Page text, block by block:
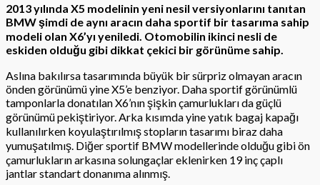
2013 yılında X5 modelinin yeni nesil versiyonlarını tanıtan
BMW şimdi de aynı aracın daha sportif bir tasarıma sahip
modeli olan X6’yı yeniledi. Otomobilin ikinci nesli de
eskiden olduğu gibi dikkat çekici bir görünüme sahip.
Aslına bakılırsa tasarımında büyük bir sürpriz olmayan aracın
önden görünümü yine X5’e benziyor. Daha sportif görünümlü
tamponlarla donatılan X6’nın şişkin çamurlukları da güçlü
görünümü pekiştiriyor. Arka kısımda yine yatık bagaj kapağı
kullanılırken koyulaştırılmış stopların tasarımı biraz daha
yumuşatılmış. Diğer sportif BMW modellerinde olduğu gibi ön
çamurlukların arkasına solungaçlar eklenirken 19 inç çaplı
jantlar standart donanıma alınmış.